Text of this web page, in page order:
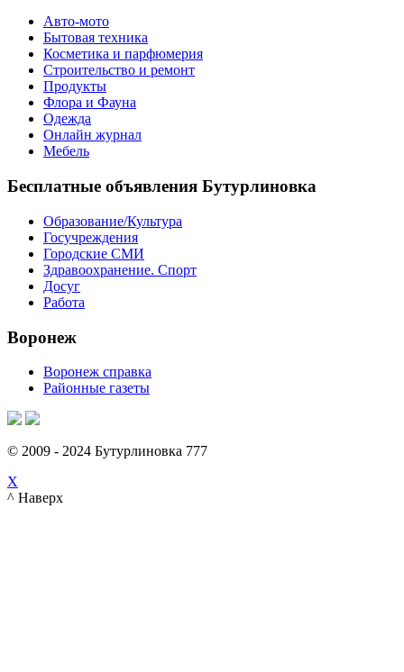
Авто-мото
Бытовая техника
Косметика и парфюмерия
Строительство и ремонт
Продукты
Флора и Фауна
Одежда
Онлайн журнал
Мебель
Бесплатные объявления Бутурлиновка
Образование/Культура
Госучреждения
Городские СМИ
Здравоохранение. Спорт
Досуг
Работа
Воронеж
Воронеж справка
Районные газеты
© 2009 - 2024 Бутурлиновка 777
X
^ Наверх